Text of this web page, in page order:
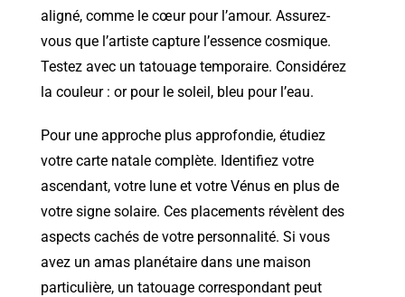
aligné, comme le cœur pour l’amour. Assurez-
vous que l’artiste capture l’essence cosmique.
Testez avec un tatouage temporaire. Considérez
la couleur : or pour le soleil, bleu pour l’eau.
Pour une approche plus approfondie, étudiez
votre carte natale complète. Identifiez votre
ascendant, votre lune et votre Vénus en plus de
votre signe solaire. Ces placements révèlent des
aspects cachés de votre personnalité. Si vous
avez un amas planétaire dans une maison
particulière, un tatouage correspondant peut